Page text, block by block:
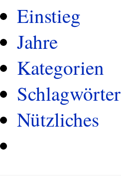
Einstieg
Jahre
Kategorien
Schlagwörter
Nützliches